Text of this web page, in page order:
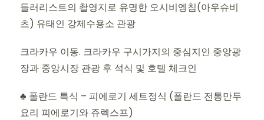
들러리스트의 촬영지로 유명한 오시비엥침(아우슈비
츠) 유태인 강제수용소 관광
크라카우 이동. 크라카우 구시가지의 중심지인 중앙광
장과 중앙시장 관광 후 석식 및 호텔 체크인
♣ 폴란드 특식 – 피에로기 세트정식 (폴란드 전통만두
요리 피에로기와 쥬렉스프)